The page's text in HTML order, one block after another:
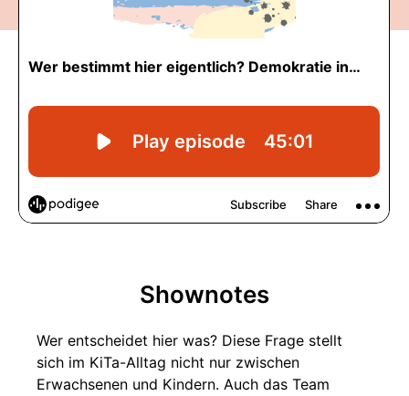
Shownotes
Wer entscheidet hier was? Diese Frage stellt
sich im KiTa-Alltag nicht nur zwischen
Erwachsenen und Kindern. Auch das Team